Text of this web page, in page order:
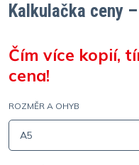
Kalkulačka ceny
Čím více kopií,
cena!
ROZMĚR A OHYB
A5